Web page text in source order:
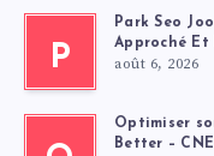
P
Park Seo
Approché Et
août 6, 2026
Optimiser
Better –